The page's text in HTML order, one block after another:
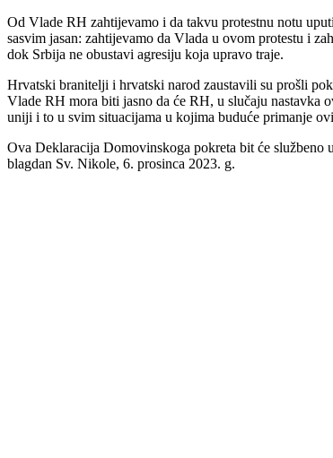
Od Vlade RH zahtijevamo i da takvu protestnu notu
sasvim jasan: zahtijevamo da Vlada u ovom protestu i
dok Srbija ne obustavi agresiju koja upravo traje.
Hrvatski branitelji i hrvatski narod zaustavili su prošli
Vlade RH mora biti jasno da će RH, u slučaju nastavka
uniji i to u svim situacijama u kojima buduće primanje
Ova Deklaracija Domovinskoga pokreta bit će
blagdan Sv. Nikole, 6. prosinca 2023. g.